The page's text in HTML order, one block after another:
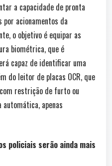
a capacidade de pronta
acionamentos da
o objetivo é equipar as
biométrica, que é
capaz de identificar uma
do leitor de placas OCR, que
restrição de furto ou
apenas
policiais serão ainda mais